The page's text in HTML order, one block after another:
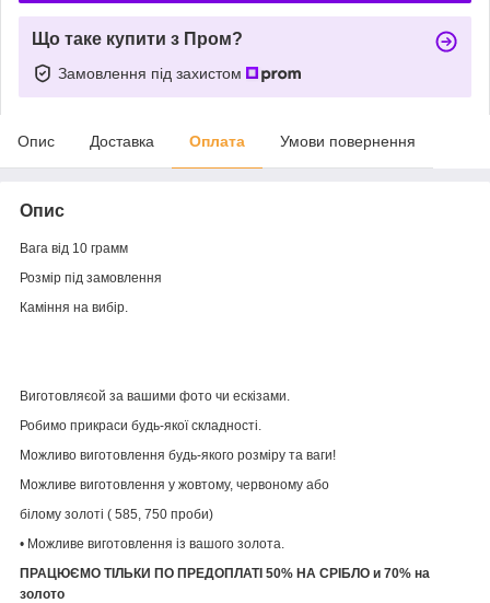
Що таке купити з Пром?
Замовлення під захистом
Опис Доставка Оплата Умови повернення
Опис
Вага від 10 грамм
Розмір під замовлення
Каміння на вибір.
Виготовляєой за вашими фото чи ескізами.
Робимо прикраси будь-якої складності.
Можливо виготовлення будь-якого розміру та ваги!
Можливе виготовлення у жовтому, червоному або
білому золоті ( 585, 750 проби)
• Можливе виготовлення із вашого золота.
ПРАЦЮЄМО ТІЛЬКИ ПО ПРЕДОПЛАТІ 50% НА СРІБЛО и 70% на
золото